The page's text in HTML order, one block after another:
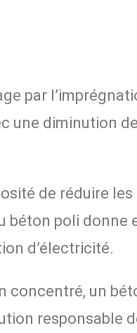
par
une diminution
de réduire
béton poli donne
d’électricité.
concentré, un
responsable